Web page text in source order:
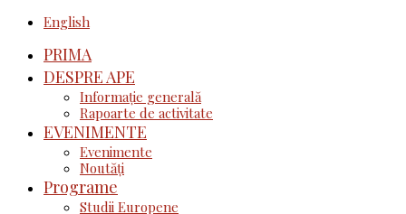
English
PRIMA
DESPRE APE
Informație generală
Rapoarte de activitate
EVENIMENTE
Evenimente
Noutăţi
Programe
Studii Europene